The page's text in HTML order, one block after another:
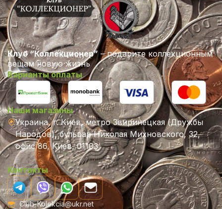
Клуб “Коллекционер” – подарите коллекционным
вещам новую жизнь
Варианты оплаты
Наши магазины
Украина, г. Киев, метро Звиринецкая (Дружбы
Народов), бульвар Николая Михновского, 32,
офис 86, Киев, 01103
Контакты
Club-Kolekcia@ukr.net